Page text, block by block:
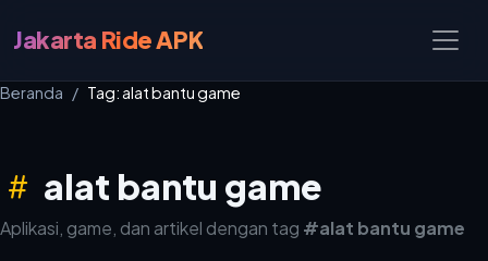
Jakarta Ride APK
Beranda Tag: alat bantu game
alat bantu game
Aplikasi, game, dan artikel dengan tag #alat bantu game